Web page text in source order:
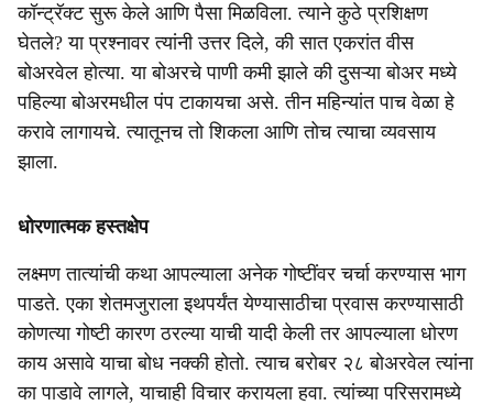
कॉन्ट्रॅक्ट सुरू केले आणि पैसा मिळविला. त्याने कुठे प्रशिक्षण
घेतले? या प्रश्नावर त्यांनी उत्तर दिले, की सात एकरांत वीस
बोअरवेल होत्या. या बोअरचे पाणी कमी झाले की दुसऱ्या बोअर मध्ये
पहिल्या बोअरमधील पंप टाकायचा असे. तीन महिन्यांत पाच वेळा हे
करावे लागायचे. त्यातूनच तो शिकला आणि तोच त्याचा व्यवसाय
झाला.
धोरणात्मक हस्तक्षेप
लक्ष्मण तात्यांची कथा आपल्याला अनेक गोष्टींवर चर्चा करण्यास भाग
पाडते. एका शेतमजुराला इथपर्यंत येण्यासाठीचा प्रवास करण्यासाठी
कोणत्या गोष्टी कारण ठरल्या याची यादी केली तर आपल्याला धोरण
काय असावे याचा बोध नक्की होतो. त्याच बरोबर २८ बोअरवेल त्यांना
का पाडावे लागले, याचाही विचार करायला हवा. त्यांच्या परिसरामध्ये